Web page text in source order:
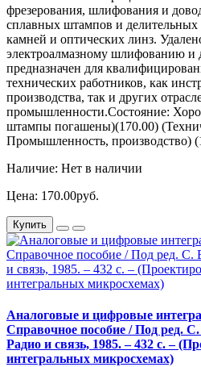
фрезерования, шлифования и
сплавных штампов и делительных
камней и оптических линз.
электроалмазному шлифованию и
предназначен для
технических работников, как
производства, так и других
промышленности.Состояние:
штампы погашены)(170.00)
Промышленность, производство)
Наличие: Нет в наличии
Цена: 170.00руб.
Купить
Аналоговые и цифровые
Справочное пособие / Под ред.
Радио и связь, 1985. – 432 с. –
интегральных микросхемах)